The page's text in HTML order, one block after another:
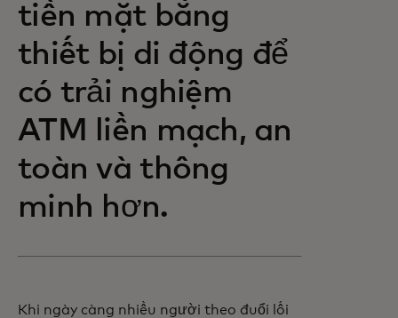
tiền mặt bằng
thiết bị di động để
có trải nghiệm
ATM liền mạch, an
toàn và thông
minh hơn.
Khi ngày càng nhiều người theo đuổi lối